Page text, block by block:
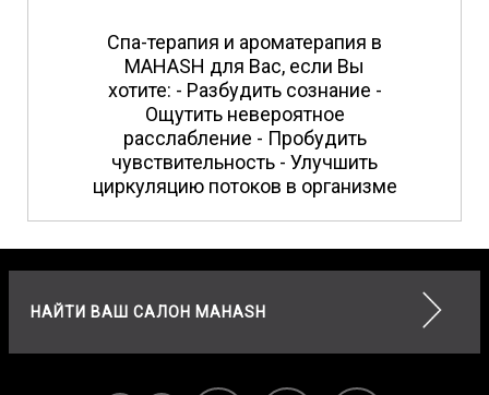
Спа-терапия и ароматерапия в
MAHASH для Вас, если Вы
хотите: - Разбудить сознание -
Ощутить невероятное
расслабление - Пробудить
чувствительность - Улучшить
циркуляцию потоков в организме
НАЙТИ ВАШ САЛОН MAHASH